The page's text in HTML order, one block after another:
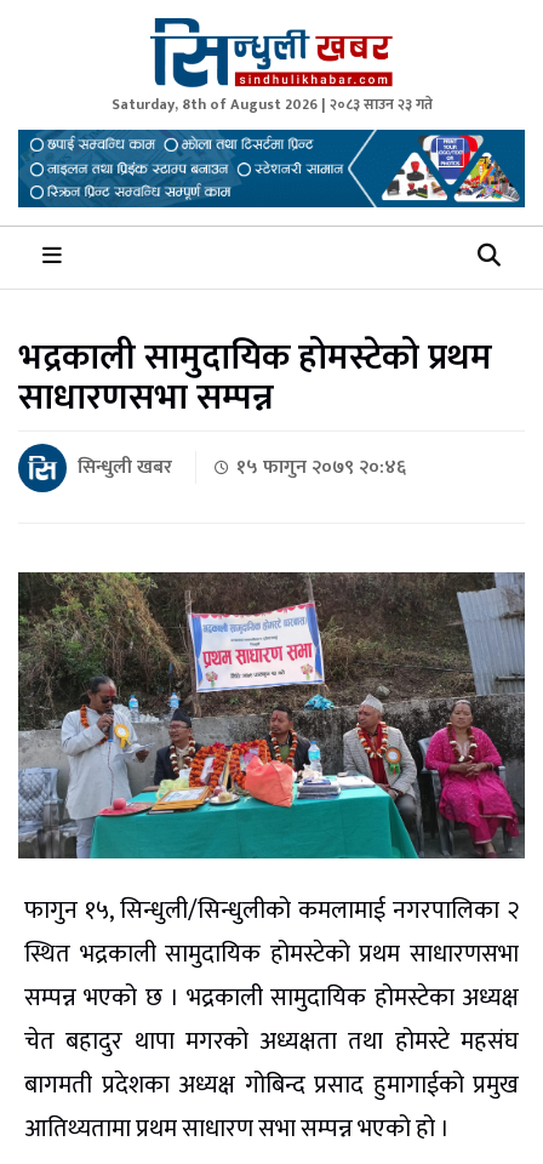
Sindhuli Khabar
News from Sindhuli Nepal
Saturday, 8th of August 2026 | २०८३ साउन २३ गते
भद्रकाली सामुदायिक होमस्टेको प्रथम
साधारणसभा सम्पन्न
सिन्धुली खबर १५ फागुन २०७९ २०:४६
फागुन १५, सिन्धुली/सिन्धुलीको कमलामाई नगरपालिका २
स्थित भद्रकाली सामुदायिक होमस्टेको प्रथम साधारणसभा
सम्पन्न भएको छ । भद्रकाली सामुदायिक होमस्टेका अध्यक्ष
चेत बहादुर थापा मगरको अध्यक्षता तथा होमस्टे महसंघ
बागमती प्रदेशका अध्यक्ष गोबिन्द प्रसाद हुमागाईको प्रमुख
आतिथ्यतामा प्रथम साधारण सभा सम्पन्न भएको हो ।